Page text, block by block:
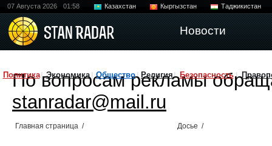
07 Августа 2026 01:58 Казахстан Кыргызстан Таджикистан
Новости
Политика Экономика Общество Религия Безопасность
По вопросам рекламы
stanradar@mail.ru
Главная страница / Досье /